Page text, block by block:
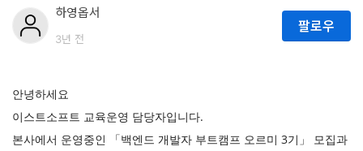
레
크
개
하영옵서
3년 전
팔로우
안녕하세요
이스트소프트 교육운영 담당자입니다.
본사에서 운영중인 「백엔드 개발자 부트캠프 오르미 3기」 모집과